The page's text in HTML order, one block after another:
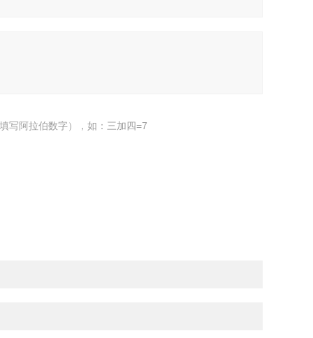
写阿拉伯数字），如：三加四=7